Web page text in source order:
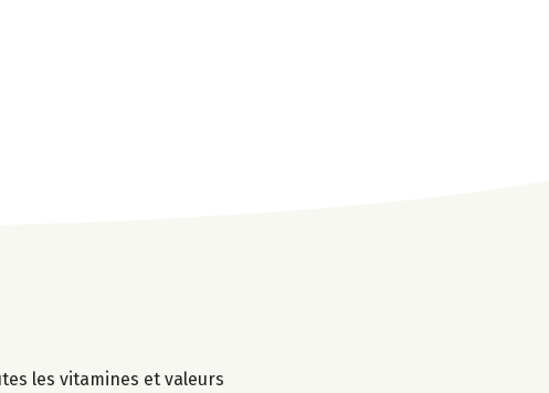
les vitamines et valeurs